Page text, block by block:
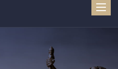
Toggle